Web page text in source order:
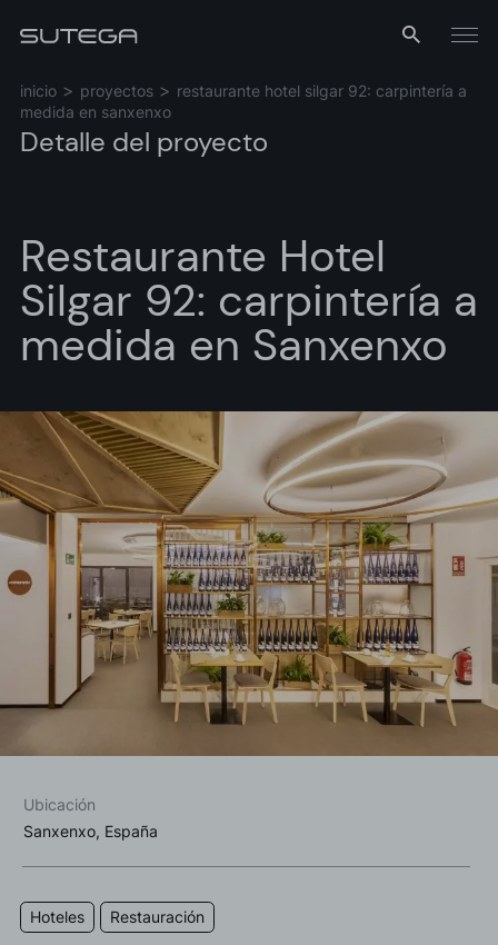
Menú
inicio proyectos
restaurante hotel silgar 92: carpintería a
medida en sanxenxo
Detalle del proyecto
Restaurante Hotel
Silgar 92: carpintería a
medida en Sanxenxo
Ubicación
Sanxenxo, España
Hoteles Restauración
Nombre*
Correo*
Acepto laspolítica de privacidad*
Deseo recibir información comercial, noticias, eventos y
servicios de Sutega.*